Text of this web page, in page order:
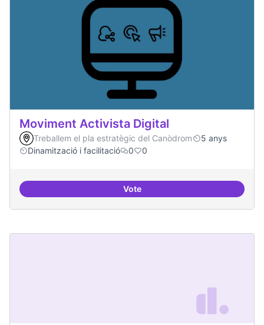
Moviment Activista Digital
Treballem el pla estratègic del Canòdrom
5 anys
Dinamització i facilitació
0 0
VoteMoviment Activista Digital